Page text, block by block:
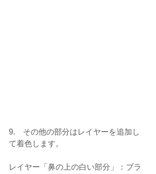
9.    その他の部分はレイヤーを追加し
て着色します。
レイヤー「鼻の上の白い部分」：ブラ